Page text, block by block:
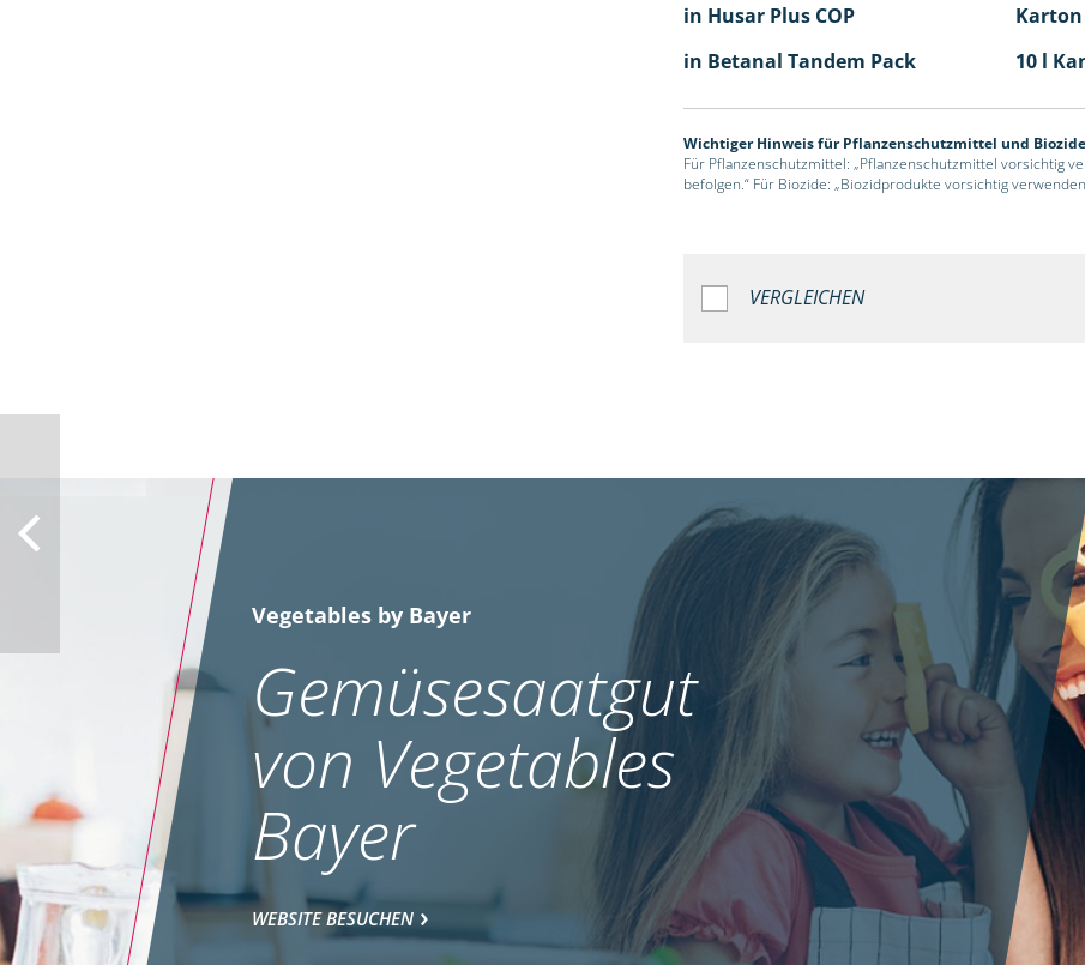
in Husar Plus COP
in Betanal Tandem Pack
10 l
Wichtiger Hinweis für Pflanzenschutzmittel und Biozide
Für Pflanzenschutzmittel: „Pflanzenschutzmittel vorsichtig
befolgen.“ Für Biozide: „Biozidprodukte vorsichtig
VERGLEICHEN
Vegetables by Bayer
Gemüsesaatgut
von Vegetables
Bayer
WEBSITE BESUCHEN